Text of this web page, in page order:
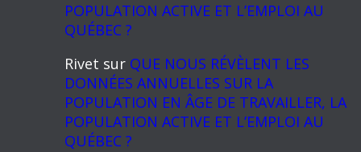
POPULATION ACTIVE ET L’EMPLOI AU
QUÉBEC ?
Rivet sur QUE NOUS RÉVÈLENT LES
DONNÉES ANNUELLES SUR LA
POPULATION EN ÂGE DE TRAVAILLER, LA
POPULATION ACTIVE ET L’EMPLOI AU
QUÉBEC ?